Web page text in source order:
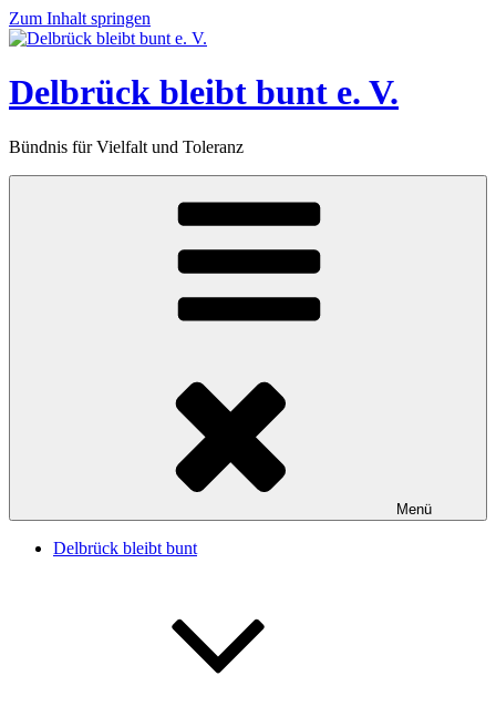
Zum Inhalt springen
Delbrück bleibt bunt e. V.
Bündnis für Vielfalt und Toleranz
Menü
Delbrück bleibt bunt